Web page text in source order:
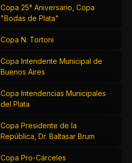
Copa 25° Aniversario, Copa
"Bodas de Plata"
Copa N. Tortoni
Copa Intendente Municipal de
Buenos Aires
Copa Intendencias Municipales
del Plata
Copa Presidente de la
República, Dr. Baltasar Brum
Copa Pro-Cárceles